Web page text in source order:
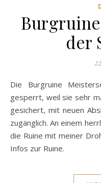
der
Die Burgruine Meistersel bei Ramberg war jahrelang
gesperrt, weil sie sehr
gesichert, mit neuen
zugänglich. An einem
die Ruine mit meiner
Infos zur Ruine.